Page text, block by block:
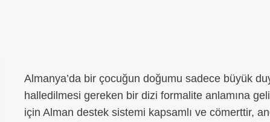
Almanya’da bir çocuğun doğumu sadece büyük
halledilmesi gereken bir dizi formalite anlamına
için Alman destek sistemi kapsamlı ve cömerttir,